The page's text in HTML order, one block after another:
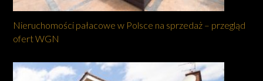
Nieruchomości pałacowe w Polsce na sprzedaż – przegląd
ofert WGN